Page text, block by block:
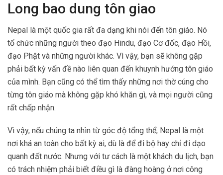
Long bao dung tôn giao
Nepal là một quốc gia rất đa dạng khi nói đến tôn giáo. Nó
tổ chức những người theo đạo Hindu, đạo Cơ đốc, đạo Hồi,
đạo Phật và những người khác. Vì vậy, bạn sẽ không gặp
phải bất kỳ vấn đề nào liên quan đến khuynh hướng tôn giáo
của mình. Bạn cũng có thể tìm thấy những nơi thờ cúng cho
từng tôn giáo mà không gặp khó khăn gì, và mọi người cũng
rất chấp nhận.
Vì vậy, nếu chúng ta nhìn từ góc độ tổng thể, Nepal là một
nơi khá an toàn cho bất kỳ ai, dù là để đi bộ hay chỉ đi dạo
quanh đất nước. Nhưng với tư cách là một khách du lịch, bạn
có trách nhiệm phải biết điều gì là đàng hoàng ở nơi công